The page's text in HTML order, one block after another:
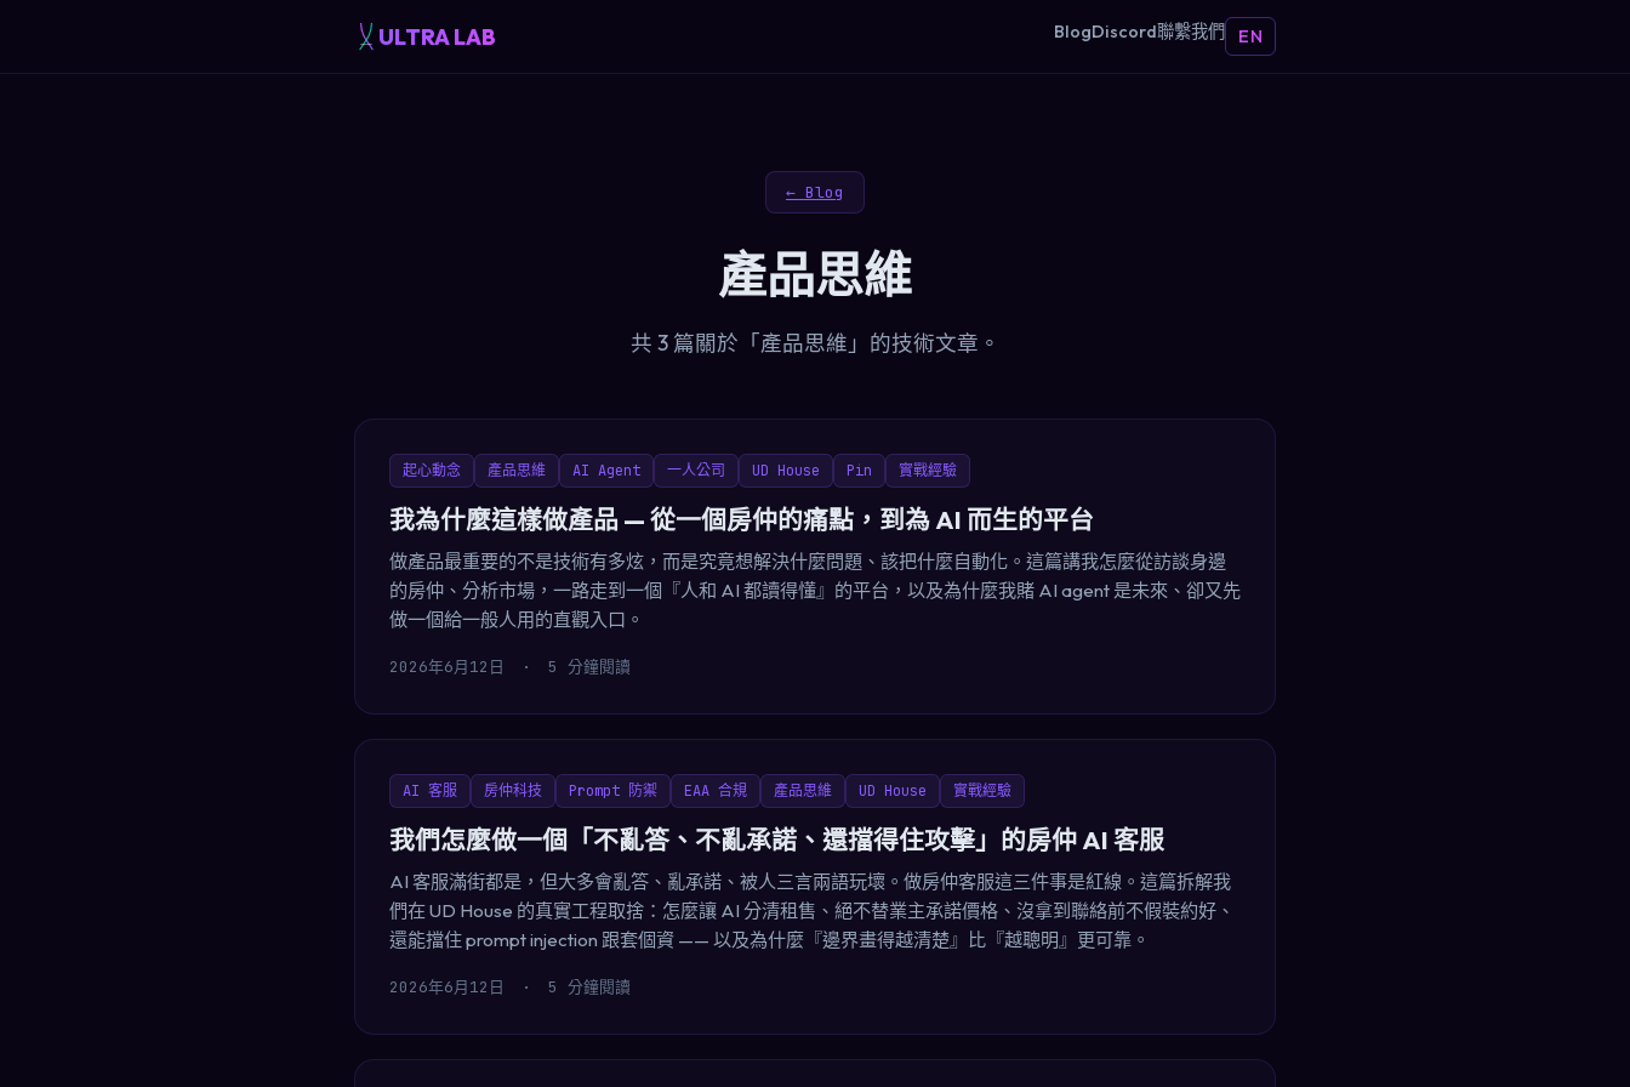
ULTRA LAB BlogDiscord聯繫我們 EN
← Blog
產品思維
共 3 篇關於「產品思維」的技術文章。
起心動念 產品思維 AI Agent 一人公司 UD House Pin 實戰經驗
我為什麼這樣做產品 — 從一個房仲的痛點，到為 AI 而生的平台
做產品最重要的不是技術有多炫，而是究竟想解決什麼問題、該把什麼自動化。這篇講我怎麼從訪談身邊
的房仲、分析市場，一路走到一個『人和 AI 都讀得懂』的平台，以及為什麼我賭 AI agent 是未來、卻又先
做一個給一般人用的直觀入口。
2026年6月12日 · 5 分鐘閱讀
AI 客服 房仲科技 Prompt 防禦 EAA 合規 產品思維 UD House 實戰經驗
我們怎麼做一個「不亂答、不亂承諾、還擋得住攻擊」的房仲 AI 客服
AI 客服滿街都是，但大多會亂答、亂承諾、被人三言兩語玩壞。做房仲客服這三件事是紅線。這篇拆解我
們在 UD House 的真實工程取捨：怎麼讓 AI 分清租售、絕不替業主承諾價格、沒拿到聯絡前不假裝約好、
還能擋住 prompt injection 跟套個資 —— 以及為什麼『邊界畫得越清楚』比『越聰明』更可靠。
2026年6月12日 · 5 分鐘閱讀